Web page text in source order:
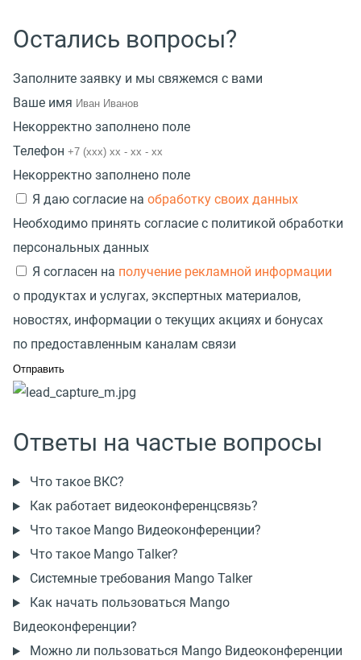
Остались вопросы?
Заполните заявку и мы свяжемся с вами
Ваше имя
Некорректно заполнено поле
Телефон
Некорректно заполнено поле
Я даю согласие на обработку своих данных
Необходимо принять согласие с политикой обработки
персональных данных
Я согласен на получение рекламной информации
о продуктах и услугах, экспертных материалов,
новостях, информации о текущих акциях и бонусах
по предоставленным каналам связи
Ответы на частые вопросы
Что такое ВКС?
Как работает видеоконференцсвязь?
Что такое Mango Видеоконференции?
Что такое Mango Talker?
Системные требования Mango Talker
Как начать пользоваться Mango
Видеоконференции?
Можно ли пользоваться Mango Видеоконференции